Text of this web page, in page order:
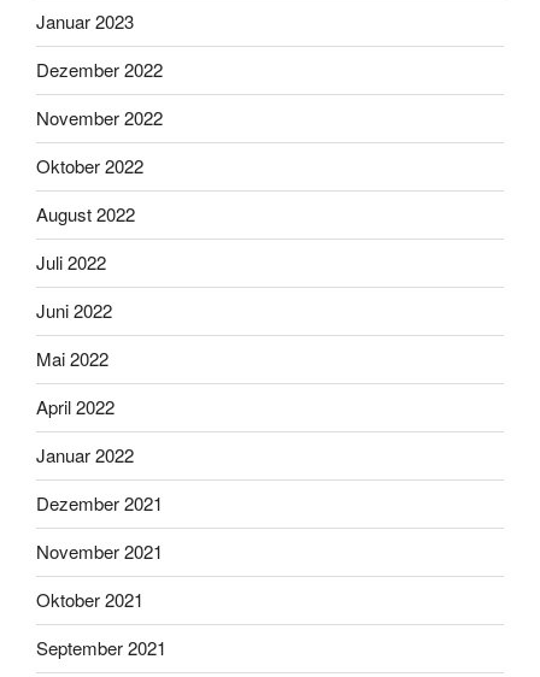
Januar 2023
Dezember 2022
November 2022
Oktober 2022
August 2022
Juli 2022
Juni 2022
Mai 2022
April 2022
Januar 2022
Dezember 2021
November 2021
Oktober 2021
September 2021